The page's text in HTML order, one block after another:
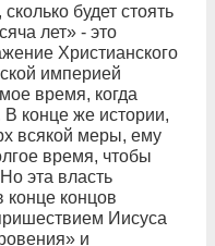
будет стоять
лет» - это
Христианского
империей
время, когда
В конце же истории,
всякой меры, ему
время, чтобы
эта власть
конце концов
Иисуса
и